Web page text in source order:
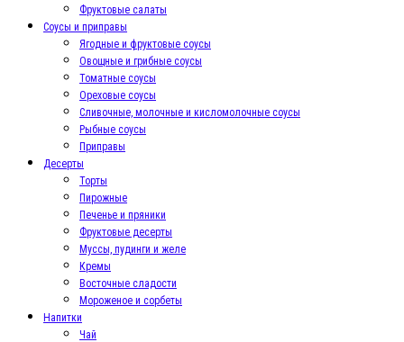
Фруктовые салаты
Соусы и приправы
Ягодные и фруктовые соусы
Овощные и грибные соусы
Томатные соусы
Ореховые соусы
Сливочные, молочные и кисломолочные соусы
Рыбные соусы
Приправы
Десерты
Торты
Пирожные
Печенье и пряники
Фруктовые десерты
Муссы, пудинги и желе
Кремы
Восточные сладости
Мороженое и сорбеты
Напитки
Чай